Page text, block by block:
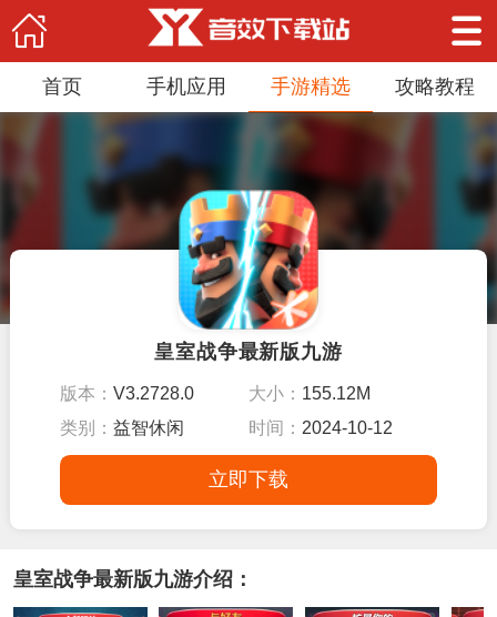
首页 手机应用 手游精选 攻略教程
皇室战争最新版九游
版本： V3.2728.0 大小： 155.12M
类别： 益智休闲 时间： 2024-10-12
立即下载
皇室战争最新版九游介绍：